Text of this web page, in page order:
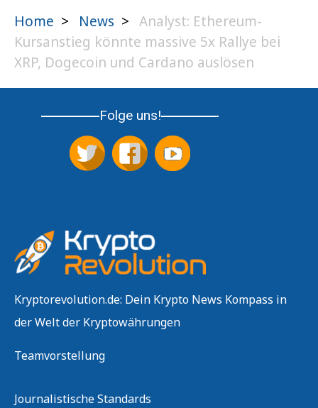
Home > News > Analyst: Ethereum-
Kursanstieg könnte massive 5x Rallye bei
XRP, Dogecoin und Cardano auslösen
Folge uns!
Kryptorevolution.de: Dein Krypto News Kompass in
der Welt der Kryptowährungen
Teamvorstellung
Journalistische Standards